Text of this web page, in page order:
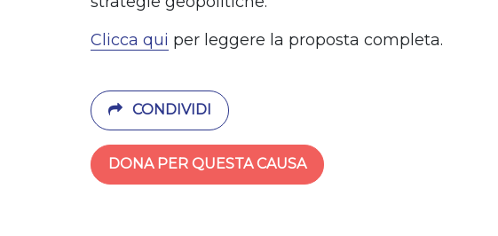
Clicca qui per leggere la proposta completa.
CONDIVIDI
DONA PER QUESTA CAUSA